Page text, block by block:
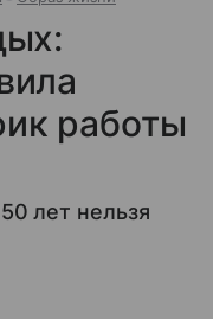
работы
лет нельзя